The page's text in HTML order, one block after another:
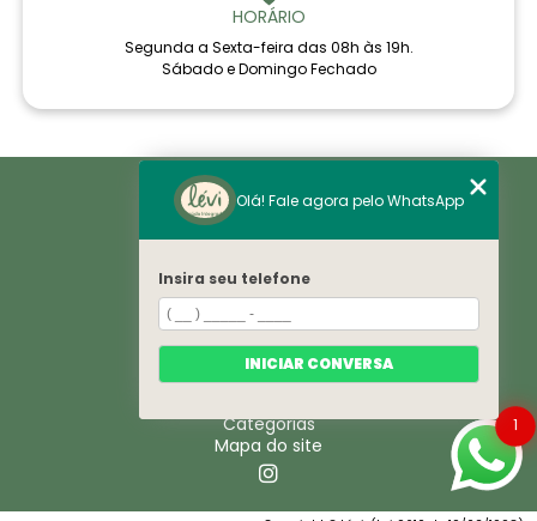
HORÁRIO
Segunda a Sexta-feira das 08h às 19h.
Sábado e Domingo Fechado
Áreas de Saúde
Histórico
VE
Espaço
Convênios
Corpo Clínico
Contato
Categorias
Mapa do site
1
Olá! Fale agora pelo WhatsApp
Insira seu telefone
INICIAR CONVERSA